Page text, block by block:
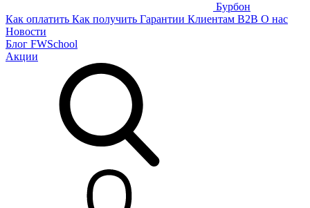
Бурбон
Как оплатить Как получить Гарантии Клиентам B2B О нас
Новости
Блог FWSchool
Акции